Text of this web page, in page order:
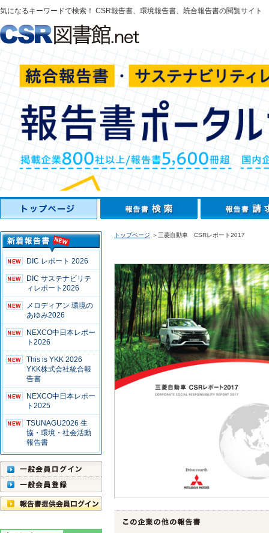
気になるキーワードで検索！ CSR報告書、環境報告書、統合報告書の閲覧サイト
DIC レポート 2026
DIC サステナビリテ
ィレポート2026
メロディアン 環境の
あゆみ2026
NEXCO中日本レポー
ト2026
This is YKK 2026
YKK株式会社統合報
告書
NEXCO中日本レポー
ト2025
TSUNAGU2026 生
協・環境・社会活動
報告書
トップページ ＞三菱自動車 CSRレポート2017